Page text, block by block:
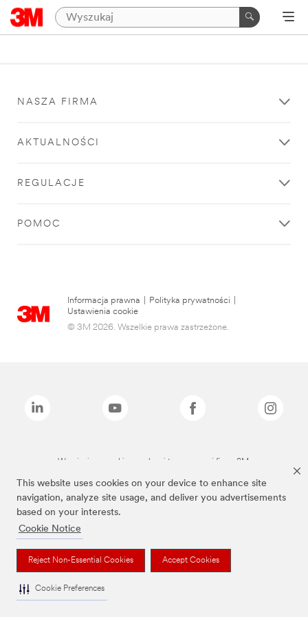
This website uses cookies on your device to enhance site
navigation, analyze site usage, and deliver you advertisements
based on your interests.
Cookie Notice
Reject Non-Essential Cookies Accept Cookies
Cookie Preferences
NASZA FIRMA
AKTUALNOŚCI
REGULACJE
POMOC
Informacja prawna Polityka prywatności
Ustawienia cookie
© 3M 2026. Wszelkie prawa zastrzeżone.
Wymienione marki są znakami towarowymi firmy 3M.